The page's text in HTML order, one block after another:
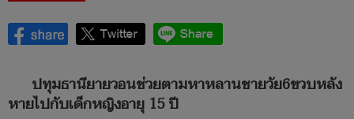
ปทุมธานียายวอนช่วยตามหาหลานชายวัย6ขวบหลัง
หายไปกับเด็กหญิงอายุ 15 ปี